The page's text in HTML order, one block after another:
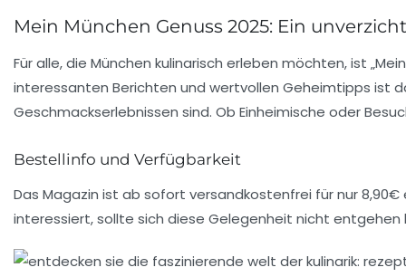
Mein München Genuss 2025: Ein
Für alle, die München kulinarisch erleben möchten, ist
interessanten Berichten und wertvollen Geheimtipps ist
Geschmackserlebnissen sind. Ob Einheimische oder
Bestellinfo und Verfügbarkeit
Das Magazin ist ab sofort versandkostenfrei für nur
interessiert, sollte sich diese Gelegenheit nicht entgehen